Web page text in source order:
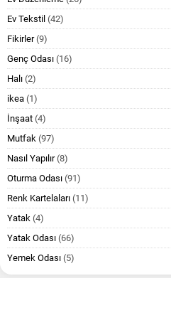
Ev Tekstil (42)
Fikirler(9)
Genç Odası (16)
Halı (2)
ikea (1)
İnşaat (4)
Mutfak (97)
Nasıl Yapılır(8)
Oturma Odası (91)
Renk Kartelaları (11)
Yatak (4)
Yatak Odası (66)
Yemek Odası (5)